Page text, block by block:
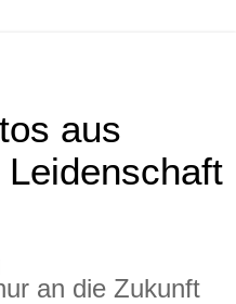
aus
an die Zukunft